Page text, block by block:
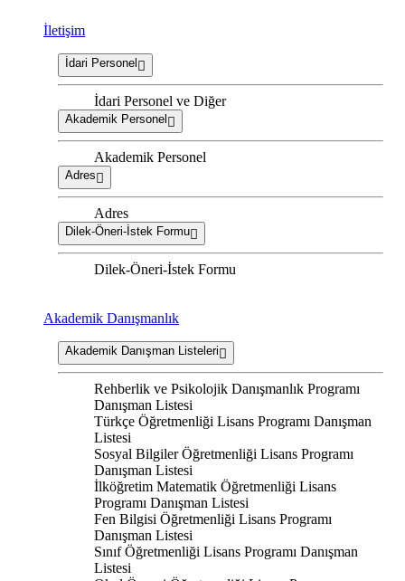
İletişim
İdari Personel
İdari Personel ve Diğer
Akademik Personel
Akademik Personel
Adres
Adres
Dilek-Öneri-İstek Formu
Dilek-Öneri-İstek Formu
Akademik Danışmanlık
Akademik Danışman Listeleri
Rehberlik ve Psikolojik Danışmanlık Programı
Danışman Listesi
Türkçe Öğretmenliği Lisans Programı Danışman
Listesi
Sosyal Bilgiler Öğretmenliği Lisans Programı
Danışman Listesi
İlköğretim Matematik Öğretmenliği Lisans
Programı Danışman Listesi
Fen Bilgisi Öğretmenliği Lisans Programı
Danışman Listesi
Sınıf Öğretmenliği Lisans Programı Danışman
Listesi